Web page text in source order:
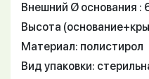
Внешний Ø основания :
Высота
Материал: полистирол
Вид упаковки: